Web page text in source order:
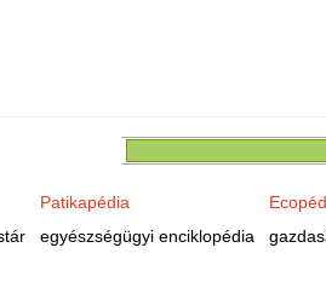
Patikapédia
egyészségügyi enciklopédia